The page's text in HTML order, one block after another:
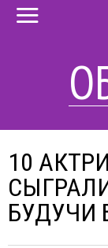
10
БУДУЧИ